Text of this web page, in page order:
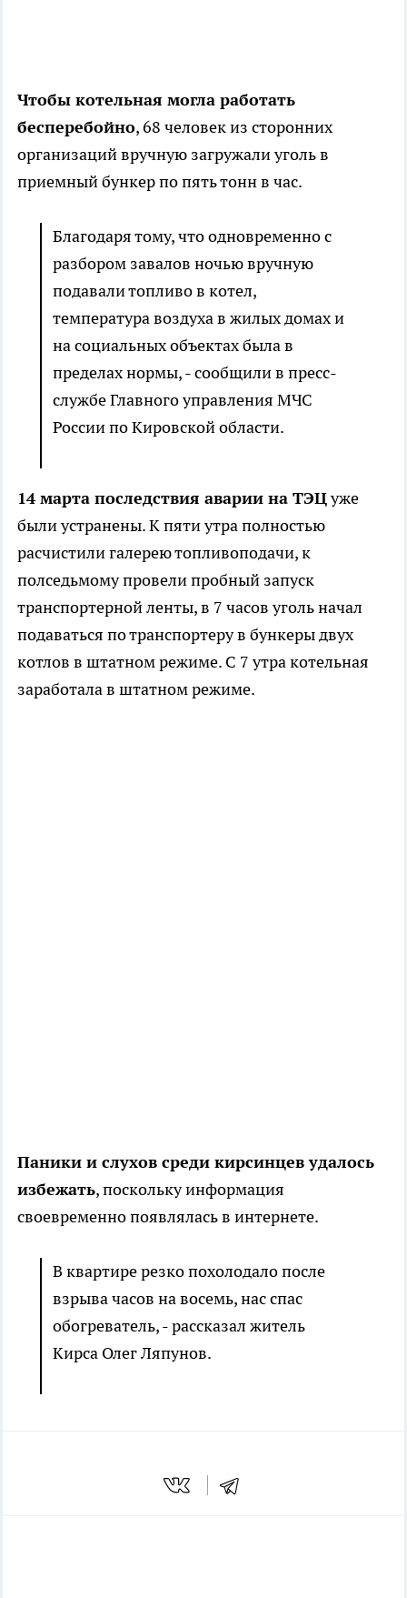
Чтобы котельная могла работать
бесперебойно, 68 человек из сторонних
организаций вручную загружали уголь в
приемный бункер по пять тонн в час.
Благодаря тому, что одновременно с
разбором завалов ночью вручную
подавали топливо в котел,
температура воздуха в жилых домах и
на социальных объектах была в
пределах нормы, - сообщили в пресс-
службе Главного управления МЧС
России по Кировской области.
14 марта последствия аварии на ТЭЦуже
были устранены. К пяти утра полностью
расчистили галерею топливоподачи, к
полседьмому провели пробный запуск
транспортерной ленты, в 7 часов уголь начал
подаваться по транспортеру в бункеры двух
котлов в штатном режиме. С 7 утра котельная
заработала в штатном режиме.
Паники и слухов среди кирсинцев удалось
избежать, поскольку информация
своевременно появлялась в интернете.
В квартире резко похолодало после
взрыва часов на восемь, нас спас
обогреватель, - рассказал житель
Кирса Олег Ляпунов.